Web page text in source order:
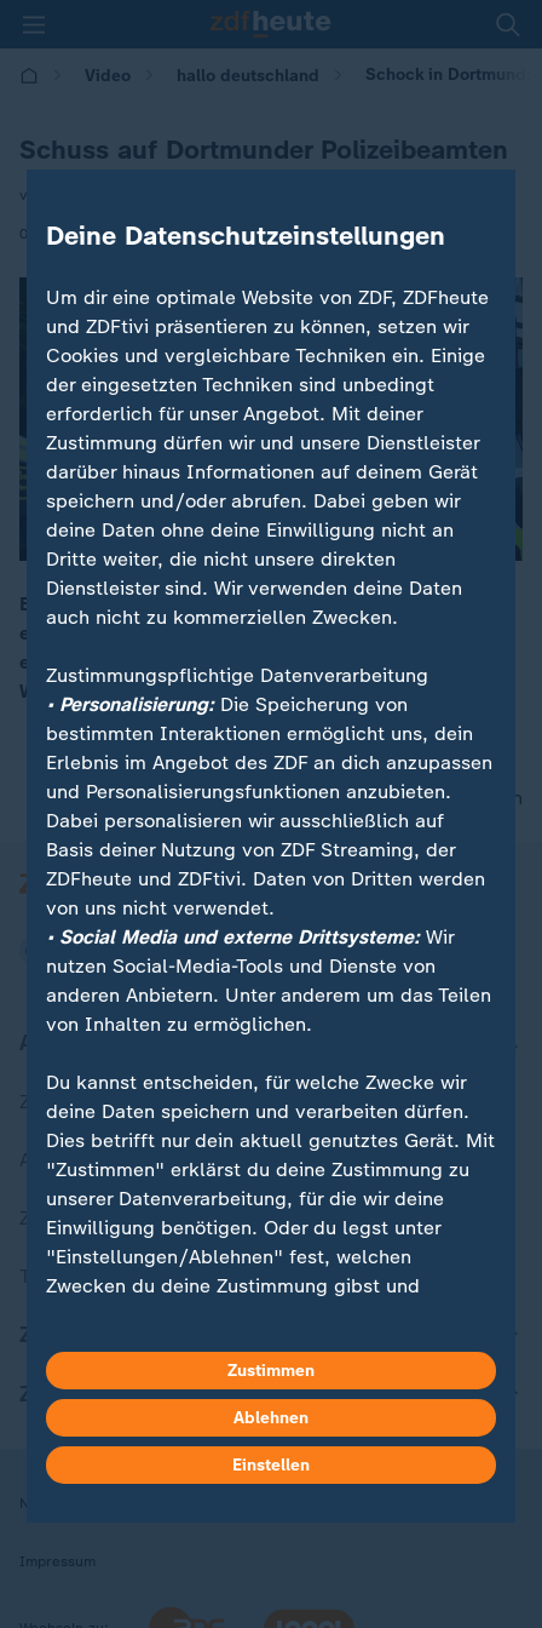
Video hallo deutschland Schock in Dortmund:
Schuss auf Dortmunder Polizeibeamten
von Ralph Goldmann
03.06.2026 | 17:10
Ein Mann verschanzt sich mit seinen drei Töchtern in
einer Wohnung und schießt auf einen Polizisten. Nach
einer mehrstündigen Verhandlung lässt er sich ohne
Widerstand festnehmen.
nach oben
Zuletzt veröffentlicht
Aktuelle Sendungs-Videos
ZDFheute Stories
Themen im Überblick
ZDFheute Apps
Nutzungsbedingungen
Impressum
Deine Datenschutzeinstellungen
Um dir eine optimale Website von ZDF, ZDFheute
und ZDFtivi präsentieren zu können, setzen wir
Cookies und vergleichbare Techniken ein. Einige
der eingesetzten Techniken sind unbedingt
erforderlich für unser Angebot. Mit deiner
Zustimmung dürfen wir und unsere Dienstleister
darüber hinaus Informationen auf deinem Gerät
speichern und/oder abrufen. Dabei geben wir
deine Daten ohne deine Einwilligung nicht an
Dritte weiter, die nicht unsere direkten
Dienstleister sind. Wir verwenden deine Daten
auch nicht zu kommerziellen Zwecken.
Zustimmungspflichtige Datenverarbeitung
• Personalisierung:Die Speicherung von
bestimmten Interaktionen ermöglicht uns, dein
Erlebnis im Angebot des ZDF an dich anzupassen
und Personalisierungsfunktionen anzubieten.
Dabei personalisieren wir ausschließlich auf
Basis deiner Nutzung von ZDF Streaming, der
ZDFheute und ZDFtivi. Daten von Dritten werden
von uns nicht verwendet.
• Social Media und externe Drittsysteme:Wir
nutzen Social-Media-Tools und Dienste von
anderen Anbietern. Unter anderem um das Teilen
von Inhalten zu ermöglichen.
Du kannst entscheiden, für welche Zwecke wir
deine Daten speichern und verarbeiten dürfen.
Dies betrifft nur dein aktuell genutztes Gerät. Mit
"Zustimmen" erklärst du deine Zustimmung zu
unserer Datenverarbeitung, für die wir deine
Einwilligung benötigen. Oder du legst unter
"Einstellungen/Ablehnen" fest, welchen
Zwecken du deine Zustimmung gibst und
in deinen Einstellungen widerrufen oder ändern.
Hier findest du das Impressum.
Weitere Informationen findest du in unserer
Datenschutzerklärung.
Zustimmen
Ablehnen
Einstellen